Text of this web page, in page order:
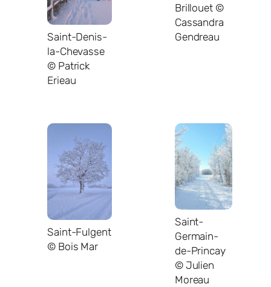
Saint-Denis-
la-Chevasse
© Patrick
Erieau
Brillouet ©
Cassandra
Gendreau
Saint-Fulgent
© Bois Mar
Saint-
Germain-
de-Princay
© Julien
Moreau